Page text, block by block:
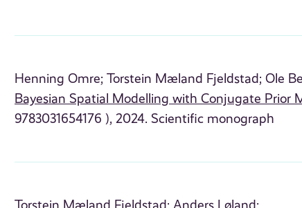
Henning Omre; Torstein Mæland Fjeldstad; Ole
Bayesian Spatial Modelling with Conjugate Prior
9783031654176 ), 2024. Scientific monograph